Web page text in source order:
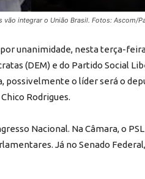
integrar o União Brasil. Fotos: Ascom/
unanimidade, nesta terça-feira
(DEM) e do Partido Social
possivelmente o líder será o
Rodrigues.
Nacional. Na Câmara, o
Já no Senado